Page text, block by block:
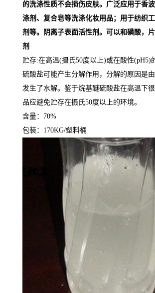
的洗涤性质不会损伤皮肤。广泛应用于香
涤剂、复合皂等洗涤化妆用品；用于纺织
剂等。阴离子表面活性剂。
可以和磺酸，
剂
贮存:在高温(摄氏50度以上)或在酸性(pH5)
硫酸盐可能产生分解作用，分解的原因是
发生了水解。鉴于烷基醚硫酸盐在高温下
品应避免贮存在摄氏50度以上的环境。
含量： 70%
包装： 170KG/塑料桶